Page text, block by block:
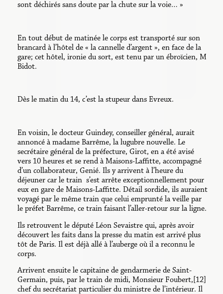
sont déchirés sans doute par la chute sur la voie… »
En tout début de matinée le corps est transporté sur son
brancard à l’hôtel de « la cannelle d’argent », en face de la
gare; cet hôtel, ironie du sort, est tenu par un ébroïcien, M
Bidot.
Dès le matin du 14, c’est la stupeur dans Evreux.
En voisin, le docteur Guindey, conseiller général, aurait
annoncé à madame Barrême, la lugubre nouvelle. Le
secrétaire général de la préfecture, Girot, en a été avisé
vers 10 heures et se rend à Maisons-Laffitte, accompagné
d’un collaborateur, Genié. Ils y arrivent à l’heure du
déjeuner car le train s’est arrête exceptionnellement pour
eux en gare de Maisons-Laffitte. Détail sordide, ils auraient
voyagé par le même train que celui emprunté la veille par
le préfet Barrême, ce train faisant l’aller-retour sur la ligne.
Ils retrouvent le député Léon Sevaistre qui, après avoir
découvert les faits dans la presse du matin est arrivé plus
tôt de Paris. Il est déjà allé à l’auberge où il a reconnu le
corps.
Arrivent ensuite le capitaine de gendarmerie de Saint-
Germain, puis, par le train de midi, Monsieur Foubert,[12]
chef du secrétariat particulier du ministre de l’intérieur. Il